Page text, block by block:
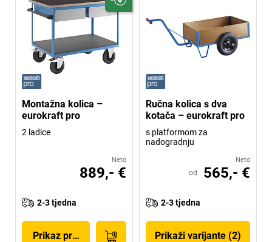
Montažna kolica –
eurokraft pro
2 ladice
Neto
889,- €
2-3 tjedna
Prikaz proizvoda
Ručna kolica s dva
kotača – eurokraft pro
s platformom za
nadogradnju
Neto
od 565,- €
2-3 tjedna
Prikaži varijante (2)